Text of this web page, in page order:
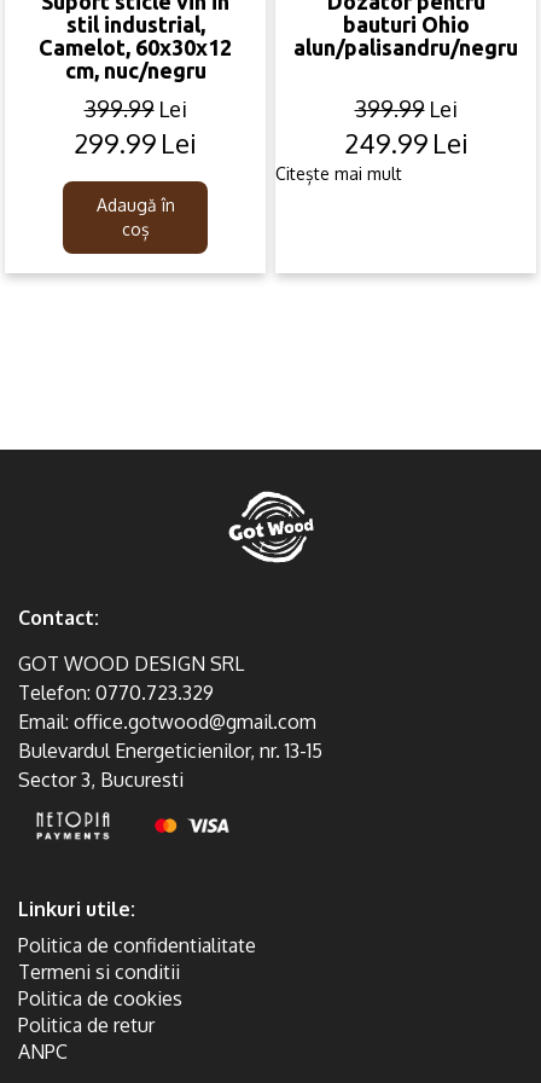
stil industrial,
Camelot, 60x30x12
cm, nuc/negru
399.99 Lei
Original
was:
399.99lei.
299.99 Lei
Current
is:
299.99lei.
Adaugă în
coș
bauturi Ohio
alun/palisandru/negru
399.99 Lei
Original
249.99 Lei
Current
Citește mai mult
Contact:
GOT WOOD DESIGN SRL
Telefon: 0770.723.329
Email: office.gotwood@gmail.com
Bulevardul Energeticienilor, nr. 13-15
Sector 3, Bucuresti
Linkuri utile:
Politica de confidentialitate
Termeni si conditii
Politica de cookies
Politica de retur
ANPC